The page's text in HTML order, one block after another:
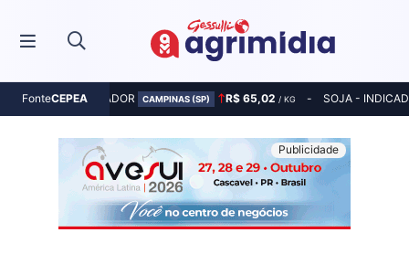
FonteCEPEA
MILHO - INDICADOR CAMPINAS (SP) R$ 65,02 / KG SOJA -